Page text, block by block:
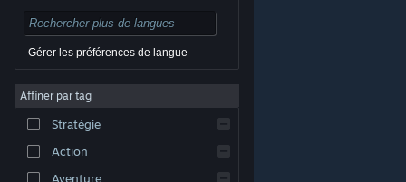
© Valve Corporation. Tous droits réservés. Toutes les
titulaires aux États-Unis et dans d'autres pays.
Accessibilité
Remboursements
Gérer les préférences de langue
Affiner par tag
Stratégie
Action
Aventure